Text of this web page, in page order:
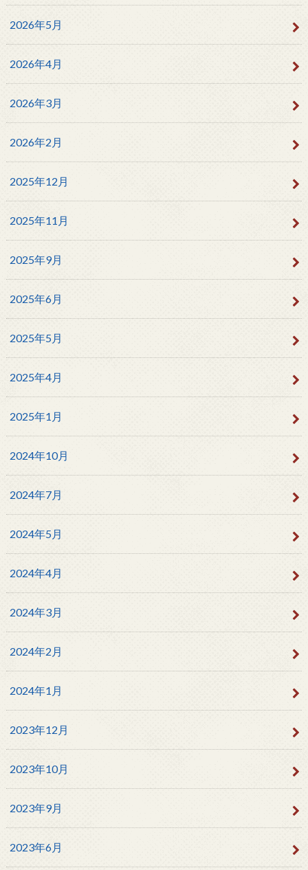
2026年5月
2026年4月
2026年3月
2026年2月
2025年12月
2025年11月
2025年9月
2025年6月
2025年5月
2025年4月
2025年1月
2024年10月
2024年7月
2024年5月
2024年4月
2024年3月
2024年2月
2024年1月
2023年12月
2023年10月
2023年9月
2023年6月